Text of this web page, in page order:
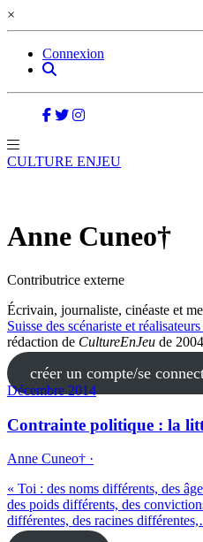
×
Connexion
CULTURE ENJEU
Anne Cuneo†
Contributrice externe
Écrivain, journaliste, cinéaste et
Suisse des scénariste et
rédaction de CultureEnJeu de
créer un compte/se
Décembre 2014
Contrainte politique : la
Anne Cuneo† ·
« Toi : des noms différents, des
des poids différents, des
différentes, des racines